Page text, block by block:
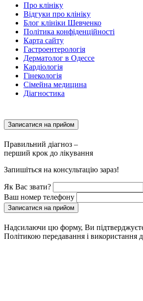
Про клініку
Відгуки про клініку
Блог клініки Шевченко
Політика конфіденційності
Карта сайту
Гастроентерологія
Дерматолог в Одессе
Кардіологія
Гінекологія
Сімейна медицина
Діагностика
Записатися на прийом
Правильний діагноз –
перший крок до лікування
Запишіться на консультацію зараз!
Як Вас звати?
Ваш номер телефону
Записатися на прийом
Надсилаючи цю форму, Ви
Політикою передавання і використання